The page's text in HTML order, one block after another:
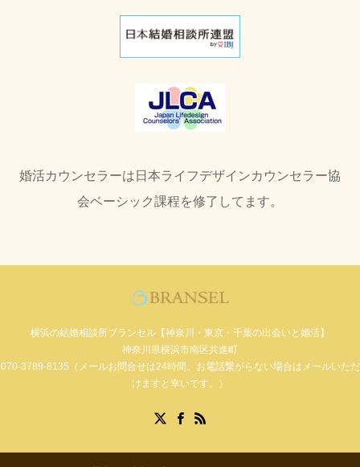
婚活カウンセラーは日本ライフデザインカウンセラー協
会ベーシック課程を修了してます。
横浜の結婚相談所ブランセル【神奈川・東京・千葉の出会いと婚活】
神奈川県横浜市南区共進町
070-3789-8135（メールお問合せは24時間。お電話繋がらない場合はメールいただ
けますと幸いです。）